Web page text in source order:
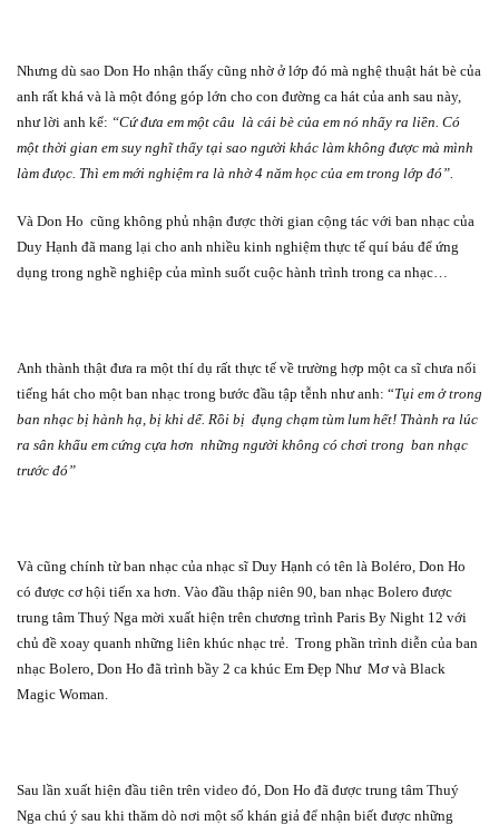
Nhưng dù sao Don Ho nhận thấy cũng nhờ ở lớp đó mà nghệ thuật hát bè của
anh rất khá và là một đóng góp lớn cho con đường ca hát của anh sau này,
như lời anh kể: “Cứ đưa em một câu là cái bè của em nó nhẩy ra liền. Có
một thời gian em suy nghĩ thấy tại sao người khác làm không được mà mình
làm đưọc. Thì em mới nghiệm ra là nhờ 4 năm học của em trong lớp đó”.
Và Don Ho cũng không phủ nhận được thời gian cộng tác với ban nhạc của
Duy Hạnh đã mang lại cho anh nhiều kinh nghiệm thực tế quí báu để ứng
dụng trong nghề nghiệp của mình suốt cuộc hành trình trong ca nhạc…
Anh thành thật đưa ra một thí dụ rất thực tế về trường hợp một ca sĩ chưa nổi
tiếng hát cho một ban nhạc trong bước đầu tập tễnh như anh: “Tụi em ở trong
ban nhạc bị hành hạ, bị khi dể. Rồi bị đụng chạm tùm lum hết! Thành ra lúc
ra sân khấu em cứng cựa hơn những người không có chơi trong ban nhạc
trước đó”
Và cũng chính từ ban nhạc của nhạc sĩ Duy Hạnh có tên là Boléro, Don Ho
có được cơ hội tiến xa hơn. Vào đầu thập niên 90, ban nhạc Bolero được
trung tâm Thuý Nga mời xuất hiện trên chương trình Paris By Night 12 với
chủ đề xoay quanh những liên khúc nhạc trẻ. Trong phần trình diễn của ban
nhạc Bolero, Don Ho đã trình bầy 2 ca khúc Em Đẹp Như Mơ và Black
Magic Woman.
Sau lần xuất hiện đầu tiên trên video đó, Don Ho đã được trung tâm Thuý
Nga chú ý sau khi thăm dò nơi một số khán giả để nhận biết được những